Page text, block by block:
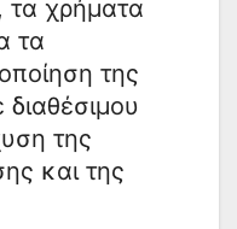
τα χρήματα
τα
της
της
και της